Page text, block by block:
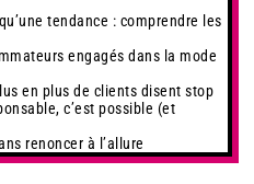
tendance : comprendre les
engagés dans la mode
en plus de clients disent stop
c’est possible (et
renoncer à l’allure